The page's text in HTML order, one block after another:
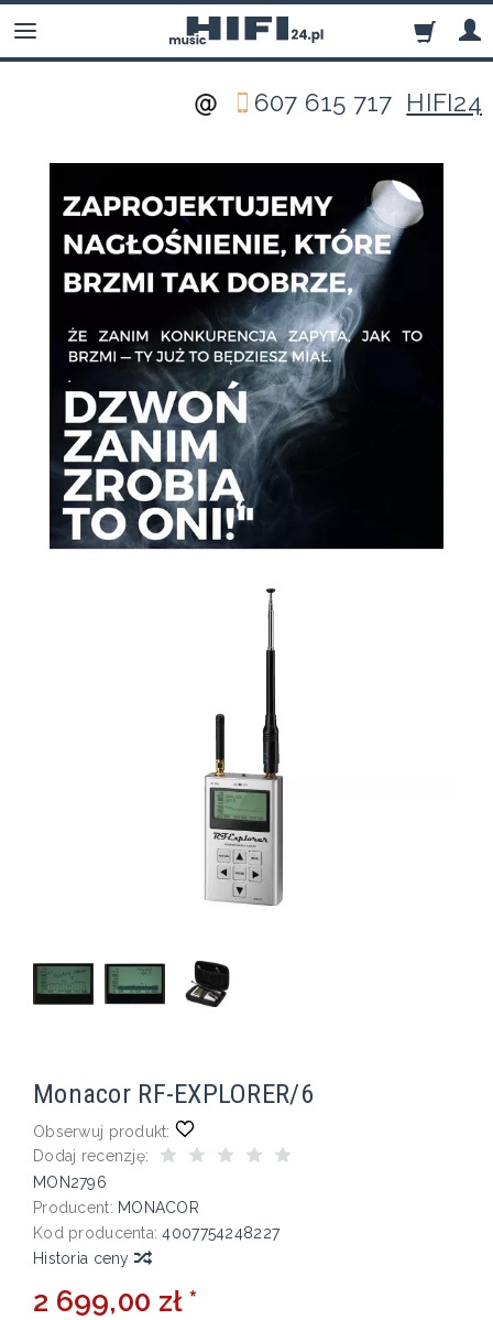
607 615 717 HIFI24
Monacor RF-EXPLORER/6
Obserwuj produkt:
Dodaj recenzję:
MON2796
Producent: MONACOR
Kod producenta: 4007754248227
Historia ceny
2 699,00 zł *